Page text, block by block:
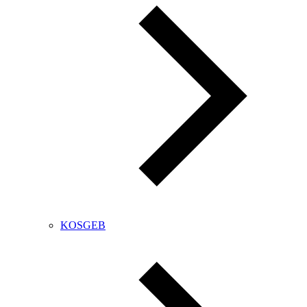
KOSGEB